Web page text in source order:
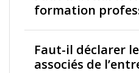
formation
Faut-il déclarer
associés de